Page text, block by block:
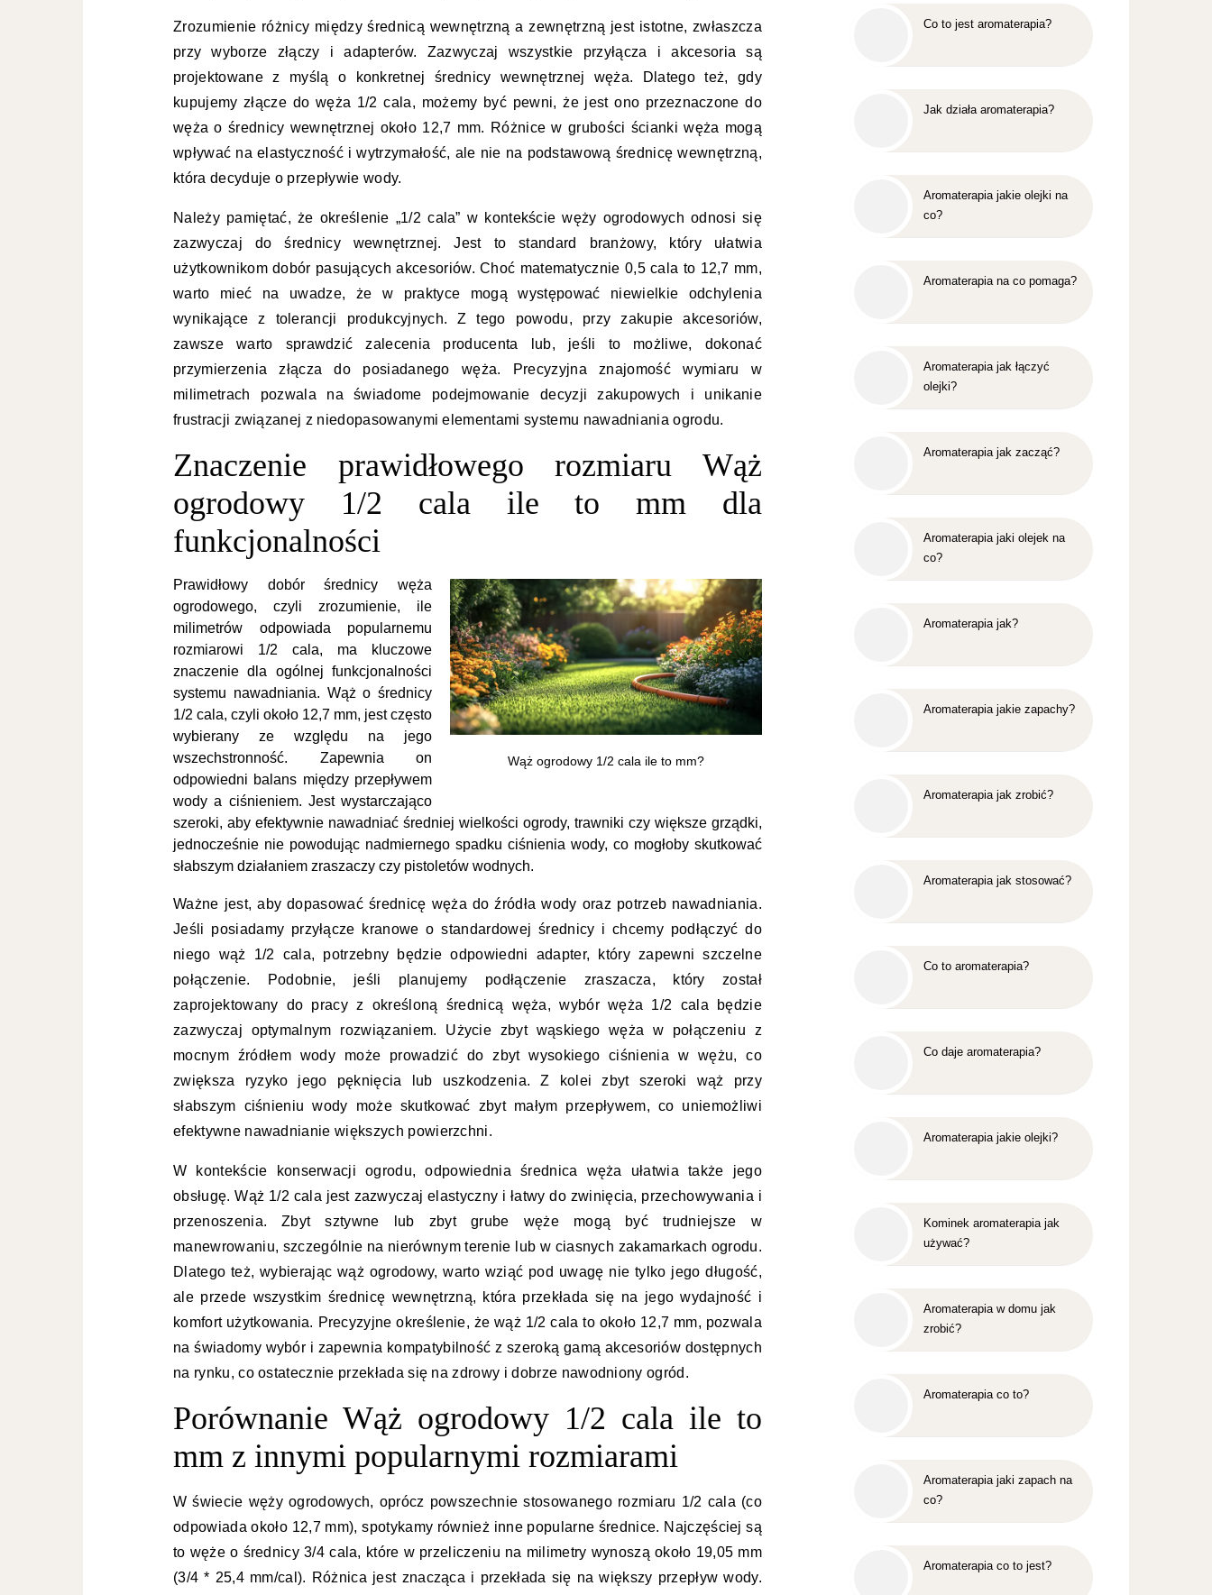
Zrozumienie różnicy między średnicą wewnętrzną a zewnętrzną jest istotne, zwłaszcza
przy wyborze złączy i adapterów. Zazwyczaj wszystkie przyłącza i akcesoria są
projektowane z myślą o konkretnej średnicy wewnętrznej węża. Dlatego też, gdy
kupujemy złącze do węża 1/2 cala, możemy być pewni, że jest ono przeznaczone do
węża o średnicy wewnętrznej około 12,7 mm. Różnice w grubości ścianki węża mogą
wpływać na elastyczność i wytrzymałość, ale nie na podstawową średnicę wewnętrzną,
która decyduje o przepływie wody.
Należy pamiętać, że określenie „1/2 cala” w kontekście węży ogrodowych odnosi się
zazwyczaj do średnicy wewnętrznej. Jest to standard branżowy, który ułatwia
użytkownikom dobór pasujących akcesoriów. Choć matematycznie 0,5 cala to 12,7 mm,
warto mieć na uwadze, że w praktyce mogą występować niewielkie odchylenia
wynikające z tolerancji produkcyjnych. Z tego powodu, przy zakupie akcesoriów,
zawsze warto sprawdzić zalecenia producenta lub, jeśli to możliwe, dokonać
przymierzenia złącza do posiadanego węża. Precyzyjna znajomość wymiaru w
milimetrach pozwala na świadome podejmowanie decyzji zakupowych i unikanie
frustracji związanej z niedopasowanymi elementami systemu nawadniania ogrodu.
Znaczenie prawidłowego rozmiaru Wąż
ogrodowy 1/2 cala ile to mm dla
funkcjonalności
Wąż ogrodowy 1/2 cala ile to mm?
Prawidłowy dobór średnicy węża
ogrodowego, czyli zrozumienie, ile
milimetrów odpowiada popularnemu
rozmiarowi 1/2 cala, ma kluczowe
znaczenie dla ogólnej funkcjonalności
systemu nawadniania. Wąż o średnicy
1/2 cala, czyli około 12,7 mm, jest często
wybierany ze względu na jego
wszechstronność. Zapewnia on
odpowiedni balans między przepływem
wody a ciśnieniem. Jest wystarczająco
szeroki, aby efektywnie nawadniać średniej wielkości ogrody, trawniki czy większe grządki,
jednocześnie nie powodując nadmiernego spadku ciśnienia wody, co mogłoby skutkować
słabszym działaniem zraszaczy czy pistoletów wodnych.
Ważne jest, aby dopasować średnicę węża do źródła wody oraz potrzeb nawadniania.
Jeśli posiadamy przyłącze kranowe o standardowej średnicy i chcemy podłączyć do
niego wąż 1/2 cala, potrzebny będzie odpowiedni adapter, który zapewni szczelne
połączenie. Podobnie, jeśli planujemy podłączenie zraszacza, który został
zaprojektowany do pracy z określoną średnicą węża, wybór węża 1/2 cala będzie
zazwyczaj optymalnym rozwiązaniem. Użycie zbyt wąskiego węża w połączeniu z
mocnym źródłem wody może prowadzić do zbyt wysokiego ciśnienia w wężu, co
zwiększa ryzyko jego pęknięcia lub uszkodzenia. Z kolei zbyt szeroki wąż przy
słabszym ciśnieniu wody może skutkować zbyt małym przepływem, co uniemożliwi
efektywne nawadnianie większych powierzchni.
W kontekście konserwacji ogrodu, odpowiednia średnica węża ułatwia także jego
obsługę. Wąż 1/2 cala jest zazwyczaj elastyczny i łatwy do zwinięcia, przechowywania i
przenoszenia. Zbyt sztywne lub zbyt grube węże mogą być trudniejsze w
manewrowaniu, szczególnie na nierównym terenie lub w ciasnych zakamarkach ogrodu.
Dlatego też, wybierając wąż ogrodowy, warto wziąć pod uwagę nie tylko jego długość,
ale przede wszystkim średnicę wewnętrzną, która przekłada się na jego wydajność i
komfort użytkowania. Precyzyjne określenie, że wąż 1/2 cala to około 12,7 mm, pozwala
na świadomy wybór i zapewnia kompatybilność z szeroką gamą akcesoriów dostępnych
na rynku, co ostatecznie przekłada się na zdrowy i dobrze nawodniony ogród.
Porównanie Wąż ogrodowy 1/2 cala ile to
mm z innymi popularnymi rozmiarami
W świecie węży ogrodowych, oprócz powszechnie stosowanego rozmiaru 1/2 cala (co
odpowiada około 12,7 mm), spotykamy również inne popularne średnice. Najczęściej są
to węże o średnicy 3/4 cala, które w przeliczeniu na milimetry wynoszą około 19,05 mm
(3/4 * 25,4 mm/cal). Różnica jest znacząca i przekłada się na większy przepływ wody.
Co to jest aromaterapia?
Jak działa aromaterapia?
Aromaterapia jakie olejki na
co?
Aromaterapia na co pomaga?
Aromaterapia jak łączyć
olejki?
Aromaterapia jak zacząć?
Aromaterapia jaki olejek na
co?
Aromaterapia jak?
Aromaterapia jakie zapachy?
Aromaterapia jak zrobić?
Aromaterapia jak stosować?
Co to aromaterapia?
Co daje aromaterapia?
Aromaterapia jakie olejki?
Kominek aromaterapia jak
używać?
Aromaterapia w domu jak
zrobić?
Aromaterapia co to?
Aromaterapia jaki zapach na
co?
Aromaterapia co to jest?